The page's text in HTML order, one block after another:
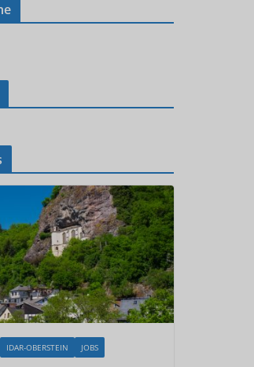
IDAR-OBERSTEIN JOBS